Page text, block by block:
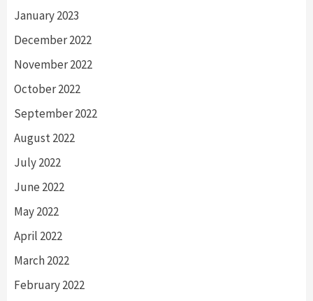
January 2023
December 2022
November 2022
October 2022
September 2022
August 2022
July 2022
June 2022
May 2022
April 2022
March 2022
February 2022